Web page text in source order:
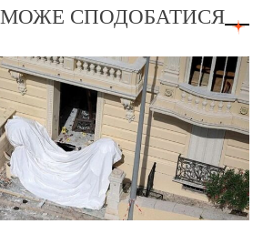
СПОДОБАТИСЯ